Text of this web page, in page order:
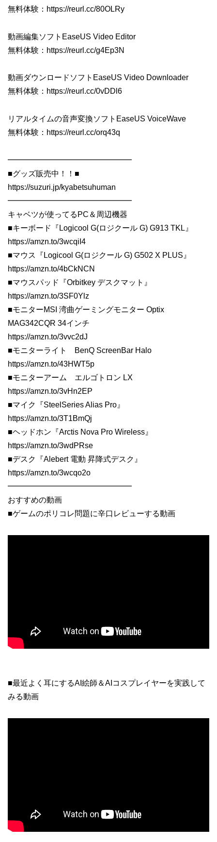
無料体験：https://reurl.cc/80OLRy
動画編集ソフトEaseUS Video Editor
無料体験：https://reurl.cc/g4Ep3N
動画ダウンロードソフトEaseUS Video Downloader
無料体験：https://reurl.cc/0vDDl6
リアルタイムの音声変換ソフトEaseUS VoiceWave
無料体験：https://reurl.cc/orq43q
━━━━━━━━━━━━━━━━
■グッズ販売中！！■
https://suzuri.jp/kyabetsuhuman
━━━━━━━━━━━━━━━━
キャベツが使ってるPC＆周辺機器
■キーボード『Logicool G(ロジクール G) G913 TKL』
https://amzn.to/3wcqiI4
■マウス『Logicool G(ロジクール G) G502 X PLUS』
https://amzn.to/4bCkNCN
■マウスパッド『Orbitkey デスクマット』
https://amzn.to/3SF0Ylz
■モニターMSI 湾曲ゲーミングモニター Optix
MAG342CQR 34インチ
https://amzn.to/3vvc2dJ
■モニターライト BenQ ScreenBar Halo
https://amzn.to/43HWT5p
■モニターアーム エルゴトロン LX
https://amzn.to/3vHn2EP
■マイク『SteelSeries Alias Pro』
https://amzn.to/3T1BmQj
■ヘッドホン『Arctis Nova Pro Wireless』
https://amzn.to/3wdPRse
■デスク『Alebert 電動 昇降式デスク』
https://amzn.to/3wcqo2o
━━━━━━━━━━━━━━━━
おすすめの動画
■ゲームのポリコレ問題に辛口レビューする動画
■最近よく耳にするAI絵師＆AIコスプレイヤーを実践して
みる動画